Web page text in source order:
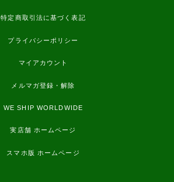
特定商取引法に基づく表記
プライバシーポリシー
マイアカウント
メルマガ登録・解除
WE SHIP WORLDWIDE
実店舗 ホームページ
スマホ版 ホームページ